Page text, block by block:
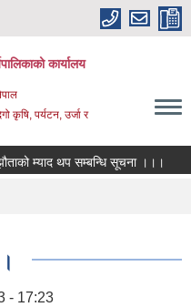
कार्यालय
कृषि, पर्यटन, उर्जा र
म्याद थप सम्बन्धि सूचना ।।।
- 17:23